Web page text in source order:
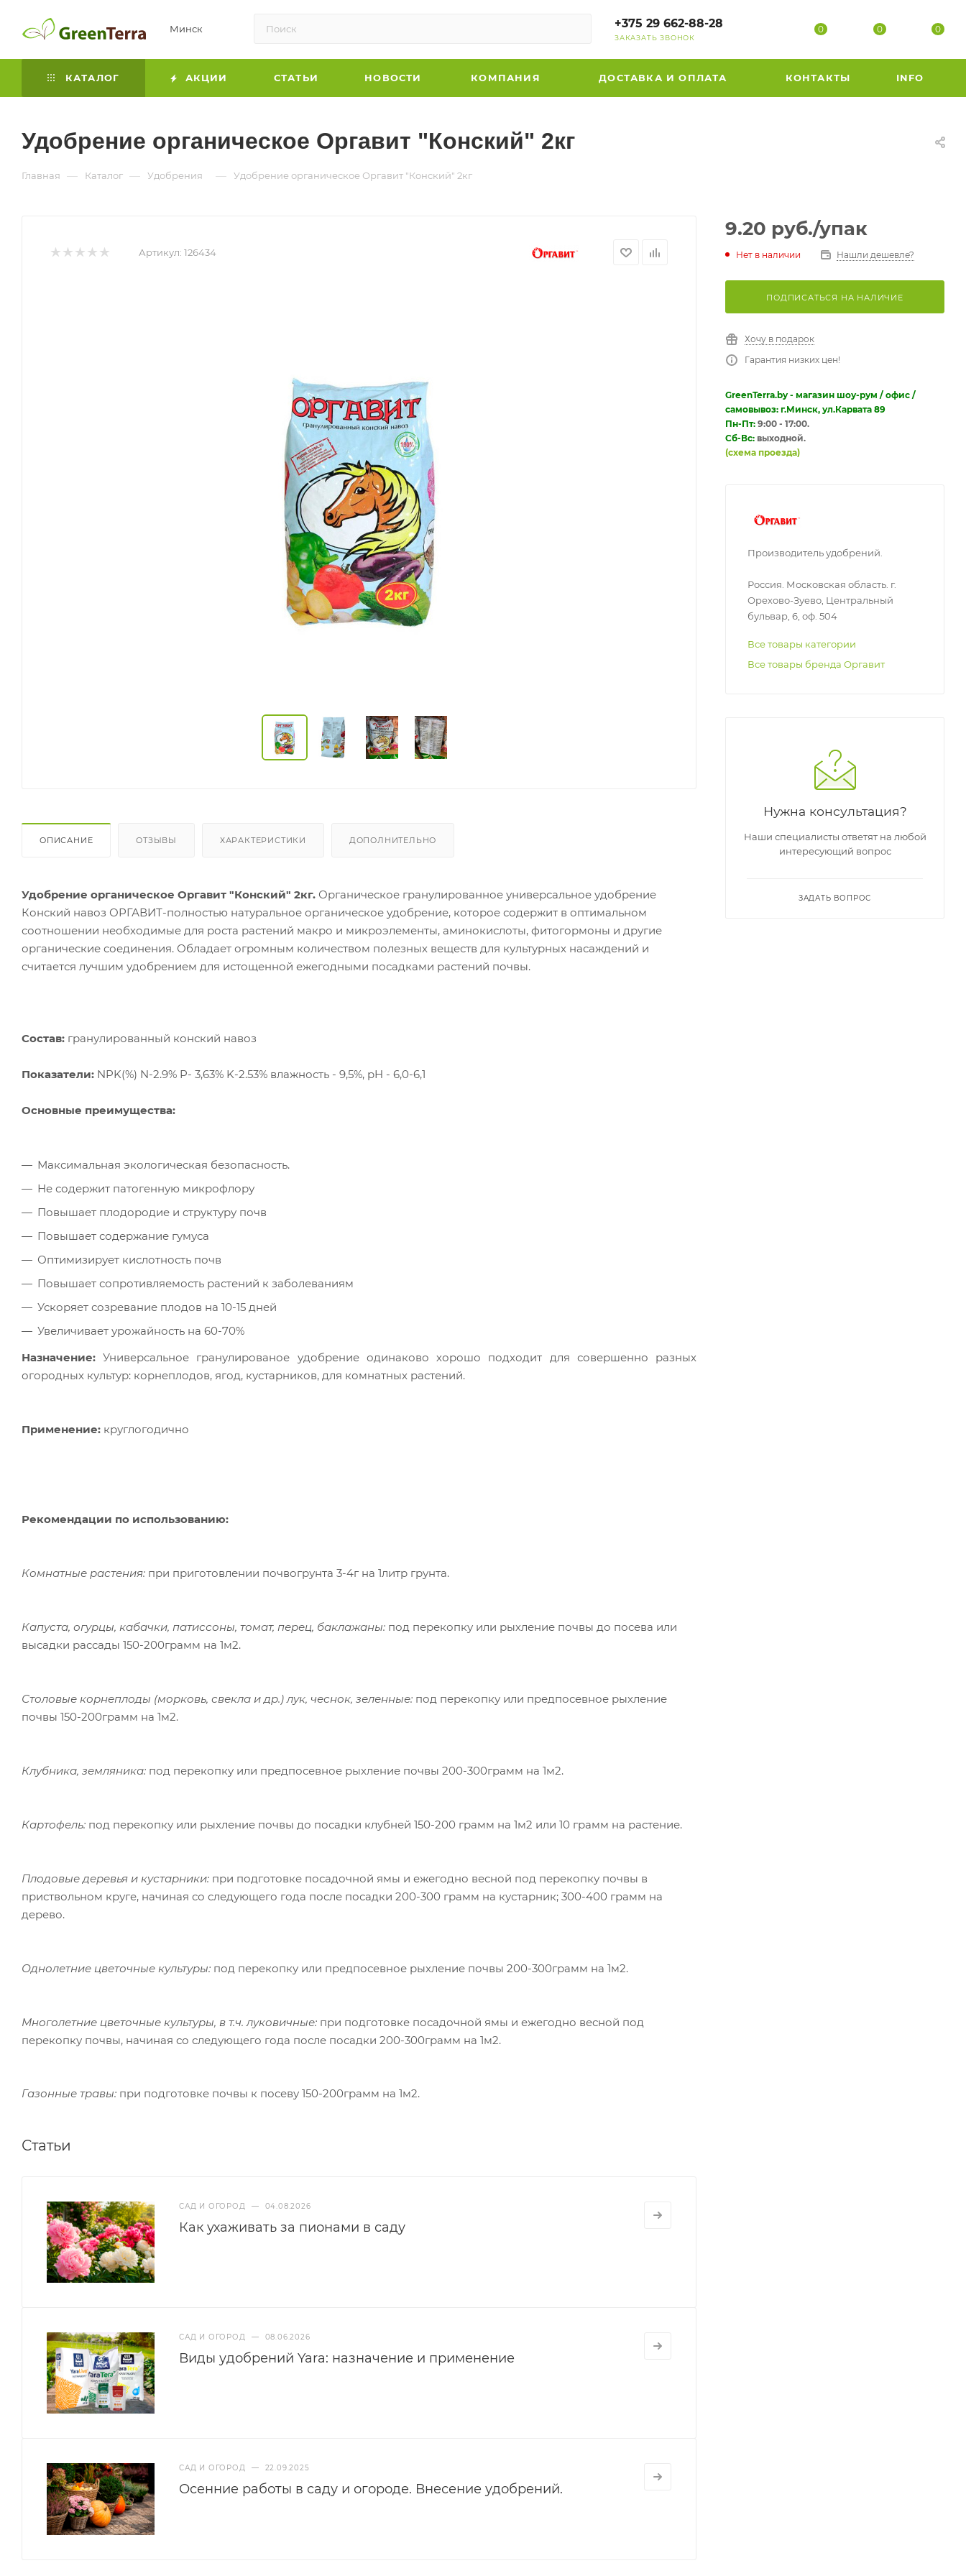
Минск +375 29 662-88-28
ЗАКАЗАТЬ ЗВОНОК
0 0 0
КАТАЛОГ АКЦИИ СТАТЬИ НОВОСТИ КОМПАНИЯ ДОСТАВКА И ОПЛАТА КОНТАКТЫ INFO
Удобрение органическое Оргавит "Конский" 2кг
Главная — Каталог — Удобрения — Удобрение органическое Оргавит "Конский" 2кг
Артикул: 126434
ОПИСАНИЕ ОТЗЫВЫ ХАРАКТЕРИСТИКИ ДОПОЛНИТЕЛЬНО
Удобрение органическое Оргавит "Конский" 2кг. Органическое гранулированное универсальное удобрение
Конский навоз ОРГАВИТ-полностью натуральное органическое удобрение, которое содержит в оптимальном
соотношении необходимые для роста растений макро и микроэлементы, аминокислоты, фитогормоны и другие
органические соединения. Обладает огромным количеством полезных веществ для культурных насаждений и
считается лучшим удобрением для истощенной ежегодными посадками растений почвы.
Состав: гранулированный конский навоз
Показатели: NPK(%) N-2.9% P- 3,63% K-2.53% влажность - 9,5%, pH - 6,0-6,1
Основные преимущества:
Максимальная экологическая безопасность.
Не содержит патогенную микрофлору
Повышает плодородие и структуру почв
Повышает содержание гумуса
Оптимизирует кислотность почв
Повышает сопротивляемость растений к заболеваниям
Ускоряет созревание плодов на 10-15 дней
Увеличивает урожайность на 60-70%
Назначение: Универсальное гранулированое удобрение одинаково хорошо подходит для совершенно разных
огородных культур: корнеплодов, ягод, кустарников, для комнатных растений.
Применение: круглогодично
Рекомендации по использованию:
Комнатные растения: при приготовлении почвогрунта 3-4г на 1литр грунта.
Капуста, огурцы, кабачки, патиссоны, томат, перец, баклажаны: под перекопку или рыхление почвы до посева или
высадки рассады 150-200грамм на 1м2.
Столовые корнеплоды (морковь, свекла и др.) лук, чеснок, зеленные: под перекопку или предпосевное рыхление
почвы 150-200грамм на 1м2.
Клубника, земляника: под перекопку или предпосевное рыхление почвы 200-300грамм на 1м2.
Картофель: под перекопку или рыхление почвы до посадки клубней 150-200 грамм на 1м2 или 10 грамм на растение.
Плодовые деревья и кустарники: при подготовке посадочной ямы и ежегодно весной под перекопку почвы в
приствольном круге, начиная со следующего года после посадки 200-300 грамм на кустарник; 300-400 грамм на
дерево.
Однолетние цветочные культуры: под перекопку или предпосевное рыхление почвы 200-300грамм на 1м2.
Многолетние цветочные культуры, в т.ч. луковичные: при подготовке посадочной ямы и ежегодно весной под
перекопку почвы, начиная со следующего года после посадки 200-300грамм на 1м2.
Газонные травы: при подготовке почвы к посеву 150-200грамм на 1м2.
Статьи
САД И ОГОРОД — 04.08.2026
Как ухаживать за пионами в саду
САД И ОГОРОД — 08.06.2026
Виды удобрений Yara: назначение и применение
САД И ОГОРОД — 22.09.2025
Осенние работы в саду и огороде. Внесение удобрений.
9.20 руб./упак
Нет в наличии Нашли дешевле?
ПОДПИСАТЬСЯ НА НАЛИЧИЕ
Хочу в подарок
Гарантия низких цен!
GreenTerra.by - магазин шоу-рум / офис /
самовывоз: г.Минск, ул.Карвата 89
Пн-Пт: 9:00 - 17:00.
Сб-Вс: выходной.
(схема проезда)
Производитель удобрений.
Россия. Московская область. г.
Орехово-Зуево, Центральный
бульвар, 6, оф. 504
Все товары категории
Все товары бренда Оргавит
Нужна консультация?
Наши специалисты ответят на любой
интересующий вопрос
ЗАДАТЬ ВОПРОС